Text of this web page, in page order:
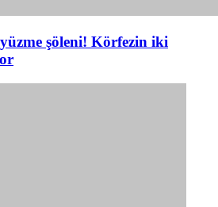
şöleni! Körfezin iki